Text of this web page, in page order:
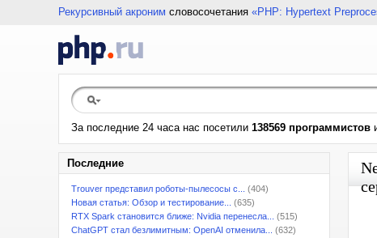
Рекурсивный акроним словосочетания «PHP: Hypertext
За последние 24 часа нас посетили 138569 программистов
Последние
Trouver представил роботы-пылесосы с...
(404)
Новая статья: Обзор и тестирование...
(635)
RTX Spark становится ближе: Nvidia перенесла...
(515)
ChatGPT стал безлимитным: OpenAI отменила...
(632)